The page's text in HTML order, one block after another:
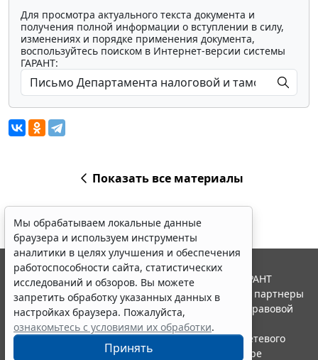
Для просмотра актуального текста документа и
получения полной информации о вступлении в силу,
изменениях и порядке применения документа,
воспользуйтесь поиском в Интернет-версии системы
ГАРАНТ:
Показать все материалы
Мы обрабатываем локальные данные
браузера и используем инструменты
аналитики в целях улучшения и обеспечения
работоспособности сайта, статистических
исследований и обзоров. Вы можете
запретить обработку указанных данных в
настройках браузера. Пожалуйста,
ознакомьтесь с условиями их обработки.
Принять
© ООО "НПП "ГАРАНТ-СЕРВИС", 2026. Система ГАРАНТ
выпускается с 1990 года. Компания "Гарант" и ее партнеры
являются участниками Российской ассоциации правовой
информации ГАРАНТ.
Портал ГАРАНТ.РУ зарегистрирован в качестве сетевого
издания Федеральной службой по надзору в сфере